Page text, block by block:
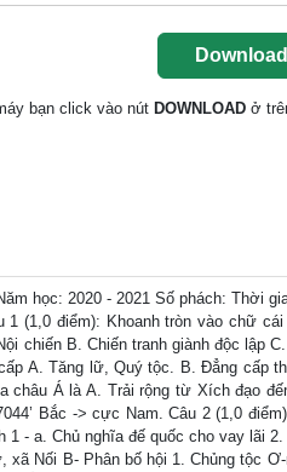
Download
bạn click vào nút DOWNLOAD ở
học: 2020 - 2021 Số phách: Thời
(1,0 điểm): Khoanh tròn vào chữ
chiến B. Chiến tranh giành độc lập
A. Tăng lữ, Quý tộc. B. Đẳng cấp
Á là A. Trải rộng từ Xích đạo
Bắc -> cực Nam. Câu 2 (1,0
- a. Chủ nghĩa đế quốc cho vay lãi 2.
Nối B- Phân bố hội 1. Chủng tộc Ơ-